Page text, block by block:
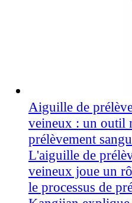
Aiguille de
veineux : un outil
prélèvement
L'aiguille de
veineux joue un
le processus de